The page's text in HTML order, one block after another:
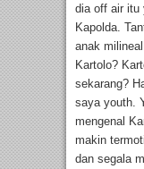
dia off air itu
Kapolda.
anak
Kartolo?
sekarang?
saya youth.
mengenal
makin
dan segala